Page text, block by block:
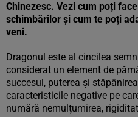
Chinezesc. Vezi cum poți
schimbărilor și cum te poți
veni.
Dragonul este al cincilea
considerat un element de
succesul, puterea și
caracteristicile negative pe
numără nemulțumirea,